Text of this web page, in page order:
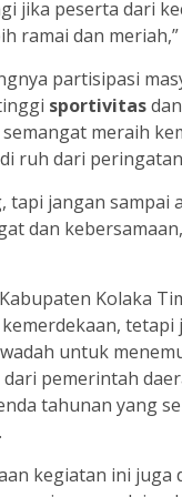
jika peserta dari
ramai dan
partisipasi
sportivitas
meraih
ruh dari
tapi jangan
dan
Kolaka
untuk
pemerintah
tahunan yang
kegiatan ini